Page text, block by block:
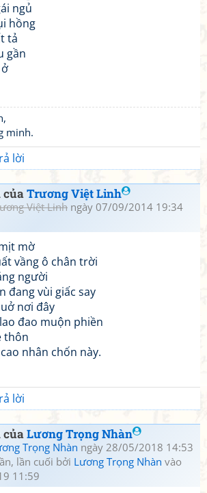
ngủ
hồng
tả
gần
minh.
lời
củaTrương Việt Linh
Việt Linh ngày 07/09/2014 19:34
mờ
vầng ô chân trời
người
đang vùi giấc say
nơi đây
đao muộn phiền
thôn
nhân chốn này.
lời
củaLương Trọng Nhàn
Trọng Nhàn ngày 28/05/2018 14:53
lần cuối bởi Lương Trọng Nhàn vào
11:59